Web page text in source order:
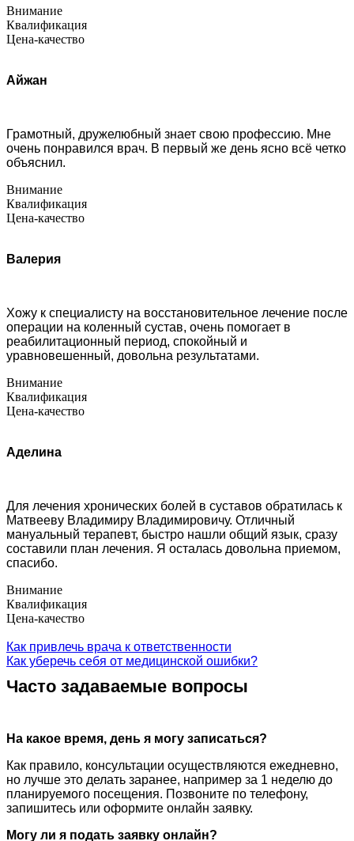
Внимание
Квалификация
Цена-качество
Айжан
Грамотный, дружелюбный знает свою профессию. Мне
очень понравился врач. В первый же день ясно всё четко
объяснил.
Внимание
Квалификация
Цена-качество
Валерия
Хожу к специалисту на восстановительное лечение после
операции на коленный сустав, очень помогает в
реабилитационный период, спокойный и
уравновешенный, довольна результатами.
Внимание
Квалификация
Цена-качество
Аделина
Для лечения хронических болей в суставов обратилась к
Матвееву Владимиру Владимировичу. Отличный
мануальный терапевт, быстро нашли общий язык, сразу
составили план лечения. Я осталась довольна приемом,
спасибо.
Внимание
Квалификация
Цена-качество
Как привлечь врача к ответственности
Как уберечь себя от медицинской ошибки?
Часто задаваемые вопросы
На какое время, день я могу записаться?
Как правило, консультации осуществляются ежедневно,
но лучше это делать заранее, например за 1 неделю до
планируемого посещения. Позвоните по телефону,
запишитесь или оформите онлайн заявку.
Могу ли я подать заявку онлайн?